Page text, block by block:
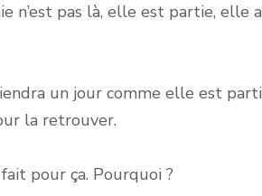
n’est pas là, elle est partie, elle
un jour comme elle est
la retrouver.
pour ça. Pourquoi ?